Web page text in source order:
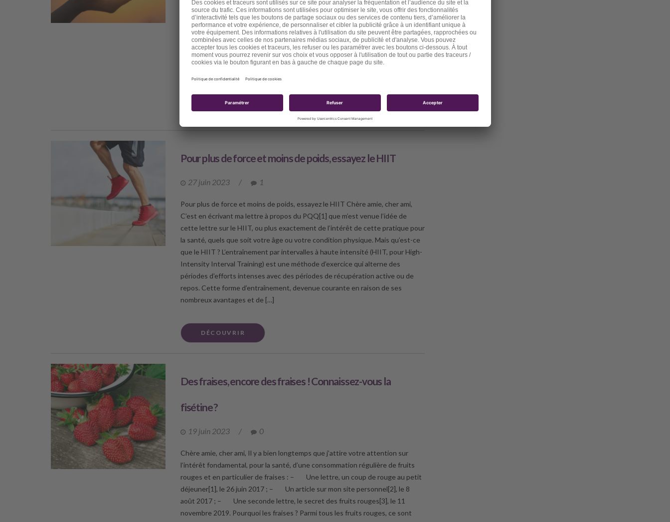
rattrapé par une actualité malheureuse qui m’a donné envie de partager avec
vous une publication à propos de notre possible immortalité quantique. Je
viens de perdre brutalement et soudainement une très chère et très proche
amie, et même plus que cela car nous travaillions parfois en binôme. Elle
s’appelait Christina, elle était psychanalyste et psychothérapeute. Mais ses
talents ne s’arrêtaient pas là : elle utilisait ses indubitables dons de
médiumnité afin de mieux aider […]
DÉCOUVRIR
Pour plus de force et moins de poids, essayez le HIIT
27 juin 2023 / 1
Pour plus de force et moins de poids, essayez le HIIT Chère amie, cher ami,
C’est en écrivant ma lettre à propos du PQQ[1] que m’est venue l’idée de
cette lettre sur le HIIT, ou plus exactement de l’intérêt de cette pratique pour
la santé, quels que soit votre âge ou votre condition physique. Mais qu’est-ce
que le HIIT ? L’entraînement par intervalles à haute intensité (HIIT, pour High-
Intensity Interval Training) est une méthode d’exercice qui alterne des
périodes d’efforts intenses avec des périodes de récupération active ou de
repos. Cette forme d’entraînement, devenue courante en raison de ses
nombreux avantages et de […]
DÉCOUVRIR
Des fraises, encore des fraises ! Connaissez-vous la
fisétine ?
19 juin 2023 / 0
Chère amie, cher ami, Il y a bien longtemps que j’attire votre attention sur
l’intérêt fondamental, pour la santé, d’une consommation régulière de fruits
rouges et en particulier de fraises : – Une lettre, un coup de rouge au petit
déjeuner[1], le 26 juin 2017 ; – Un article sur mon site personnel[2], le 8
août 2017 ; – Une seconde lettre, le secret des fruits rouges[3], le 11
novembre 2019. Pourquoi les fraises ? Parmi tous les fruits rouges, ce sont